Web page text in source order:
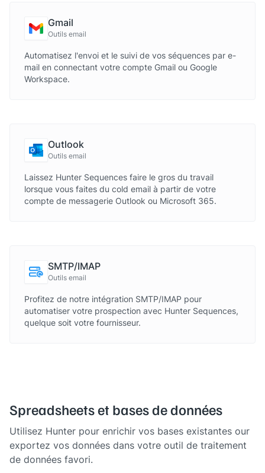
Gmail
Outils email
Automatisez l'envoi et le suivi de vos séquences par e-
mail en connectant votre compte Gmail ou Google
Workspace.
Outlook
Outils email
Laissez Hunter Sequences faire le gros du travail
lorsque vous faites du cold email à partir de votre
compte de messagerie Outlook ou Microsoft 365.
SMTP/IMAP
Outils email
Profitez de notre intégration SMTP/IMAP pour
automatiser votre prospection avec Hunter Sequences,
quelque soit votre fournisseur.
Spreadsheets et bases de données
Utilisez Hunter pour enrichir vos bases existantes our
exportez vos données dans votre outil de traitement
de données favori.